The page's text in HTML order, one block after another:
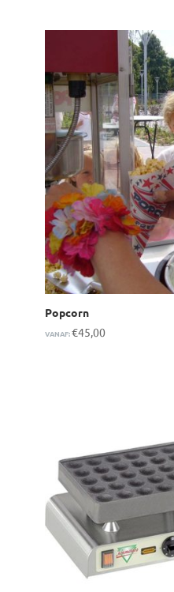
Popcorn
VANAF:€45,00